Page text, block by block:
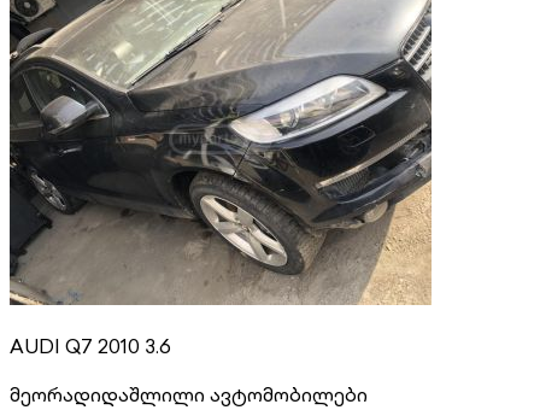
AUDI Q7 2010 3.6
მეორადიდაშლილი ავტომობილები